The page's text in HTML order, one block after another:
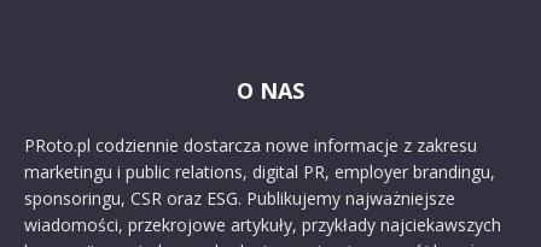
O NAS
PRoto.pl codziennie dostarcza nowe informacje z zakresu
marketingu i public relations, digital PR, employer brandingu,
sponsoringu, CSR oraz ESG. Publikujemy najważniejsze
wiadomości, przekrojowe artykuły, przykłady najciekawszych